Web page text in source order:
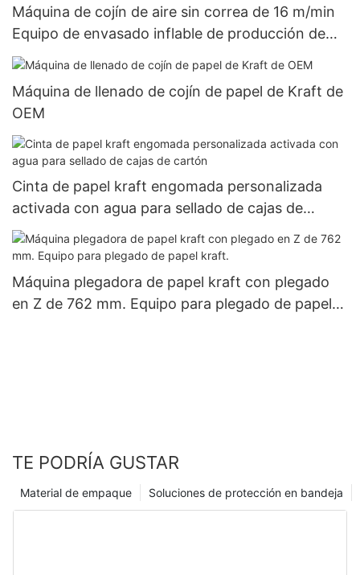
Máquina de cojín de aire sin correa de 16 m/min
Equipo de envasado inflable de producción de
alta velocidad
Máquina de llenado de cojín de papel de Kraft de
OEM
Cinta de papel kraft engomada personalizada
activada con agua para sellado de cajas de
cartón
Máquina plegadora de papel kraft con plegado
en Z de 762 mm. Equipo para plegado de papel
TE PODRÍA GUSTAR
Soluciones de protección en bandeja
Material de empaque